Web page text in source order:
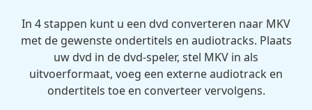
In 4 stappen kunt u een dvd converteren naar MKV
met de gewenste ondertitels en audiotracks. Plaats
uw dvd in de dvd-speler, stel MKV in als
uitvoerformaat, voeg een externe audiotrack en
ondertitels toe en converteer vervolgens.